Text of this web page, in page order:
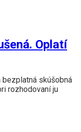
Oplatí
skúšobná
rozhodovaní ju